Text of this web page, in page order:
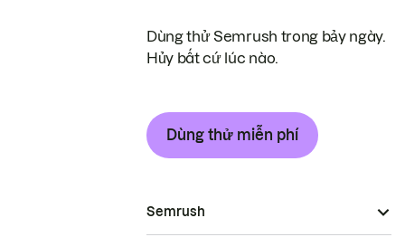
Dùng thử Semrush trong bảy ngày.
Hủy bất cứ lúc nào.
Dùng thử miễn phí
Semrush